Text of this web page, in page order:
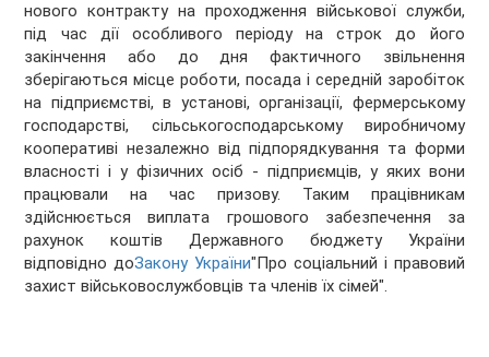
нового контракту на проходження військової служби,
під час дії особливого періоду на строк до його
закінчення або до дня фактичного звільнення
зберігаються місце роботи, посада і середній заробіток
на підприємстві, в установі, організації, фермерському
господарстві, сільськогосподарському виробничому
кооперативі незалежно від підпорядкування та форми
власності і у фізичних осіб - підприємців, у яких вони
працювали на час призову. Таким працівникам
здійснюється виплата грошового забезпечення за
рахунок коштів Державного бюджету України
відповідно доЗакону України"Про соціальний і правовий
захист військовослужбовців та членів їх сімей".